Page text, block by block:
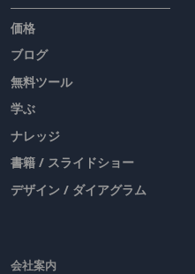
価格
ブログ
無料ツール
学ぶ
ナレッジ
書籍 / スライドショー
デザイン / ダイアグラム
会社案内